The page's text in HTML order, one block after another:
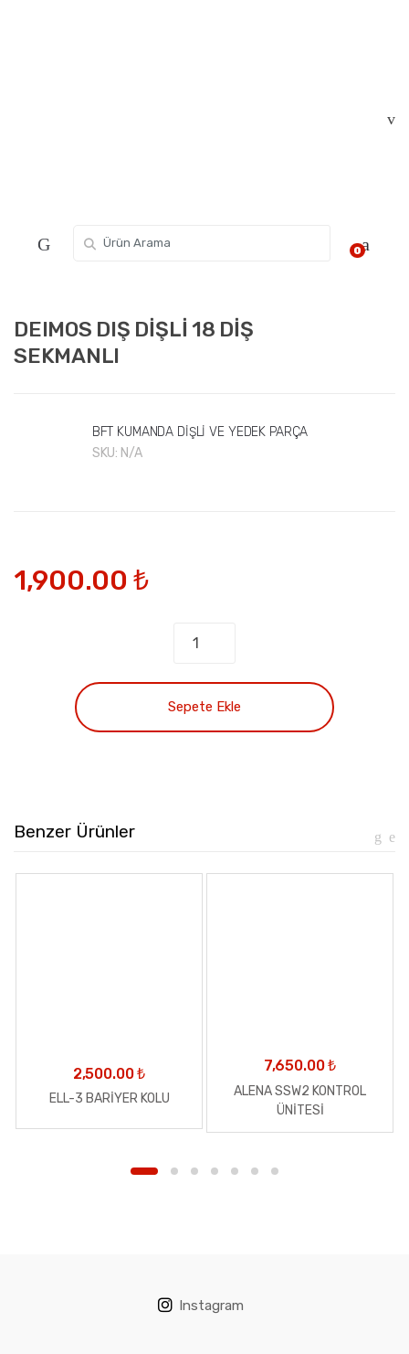
0
DEIMOS DIŞ DİŞLİ 18 DİŞ
SEKMANLI
BFT KUMANDA DİŞLİ VE YEDEK PARÇA
SKU: N/A
1,900.00₺
DEIMOS
DİŞLİ
18
Sepete Ekle
Benzer Ürünler
2,500.00₺
ELL-3 BARİYER KOLU
7,650.00₺
ALENA SSW2 KONTROL
ÜNİTESİ
Instagram